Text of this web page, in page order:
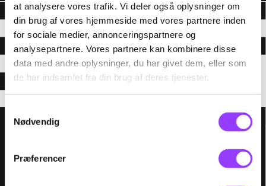
at analysere vores trafik. Vi deler også oplysninger om
din brug af vores hjemmeside med vores partnere inden
for sociale medier, annonceringspartnere og
analysepartnere. Vores partnere kan kombinere disse
data med andre oplysninger, du har givet dem, eller som
de har indsamlet fra din brug af deres tjenester.
Samtykkevalg
Nødvendig
Præferencer